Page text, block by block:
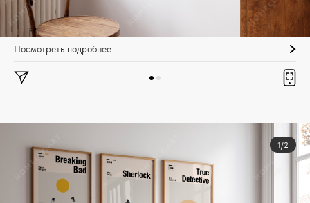
Посмотреть подробнее
1/2